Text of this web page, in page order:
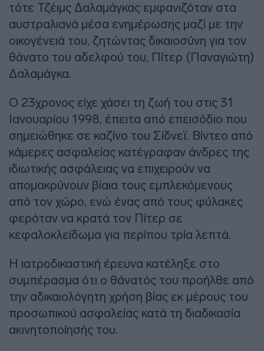
τότε Τζέιμς Δαλαμάγκας εμφανιζόταν στα
αυστραλιανά μέσα ενημέρωσης μαζί με την
οικογένειά του, ζητώντας δικαιοσύνη για τον
θάνατο του αδελφού του, Πίτερ (Παναγιώτη)
Δαλαμάγκα.
Ο 23χρονος είχε χάσει τη ζωή του στις 31
Ιανουαρίου 1998, έπειτα από επεισόδιο που
σημειώθηκε σε καζίνο του Σίδνεϊ. Βίντεο από
κάμερες ασφαλείας κατέγραφαν άνδρες της
ιδιωτικής ασφάλειας να επιχειρούν να
απομακρύνουν βίαια τους εμπλεκόμενους
από τον χώρο, ενώ ένας από τους φύλακες
φερόταν να κρατά τον Πίτερ σε
κεφαλοκλείδωμα για περίπου τρία λεπτά.
Η ιατροδικαστική έρευνα κατέληξε στο
συμπέρασμα ότι ο θάνατός του προήλθε από
την αδικαιολόγητη χρήση βίας εκ μέρους του
προσωπικού ασφαλείας κατά τη διαδικασία
ακινητοποίησής του.